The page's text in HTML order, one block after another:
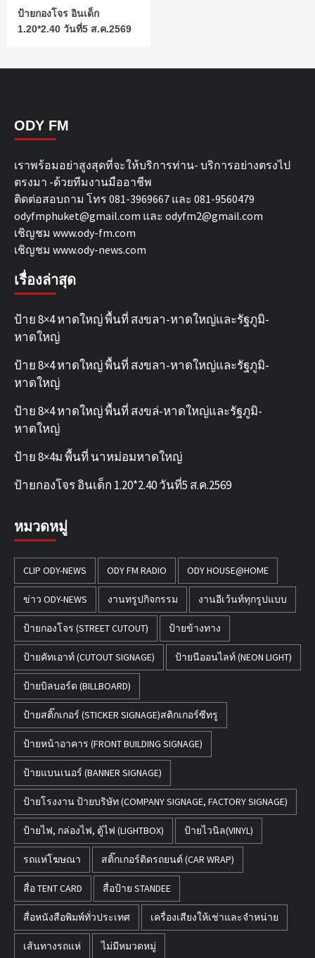
ป้ายกองโจร อินเด็ก
1.20*2.40 วันที่5 ส.ค.2569
ODY FM
เราพร้อมอย่าสูงสุดที่จะให้บริการท่าน- บริการอย่างตรงไป
ตรงมา -ด้วยทีมงานมืออาชีพ
ติดต่อสอบถาม โทร 081-3969667 และ 081-9560479
odyfmphuket@gmail.com และ odyfm2@gmail.com
เชิญชม www.ody-fm.com
เชิญชม www.ody-news.com
เรื่องล่าสุด
ป้าย 8×4 หาดใหญ่ พื้นที่ สงขลา-หาดใหญ่และรัฐภูมิ-
หาดใหญ่
ป้าย 8×4 หาดใหญ่ พื้นที่ สงขลา-หาดใหญ่และรัฐภูมิ-
หาดใหญ่
ป้าย 8×4 หาดใหญ่ พื้นที่ สงขล่-หาดใหญ่และรัฐภูมิ-
หาดใหญ่
ป้าย 8×4ม พื้นที่ นาหม่อมหาดใหญ่
ป้ายกองโจร อินเด็ก 1.20*2.40 วันที่5 ส.ค.2569
หมวดหมู่
CLIP ODY-NEWS ODY FM RADIO ODY HOUSE@HOME
ข่าว ODY-NEWS งานทรูปกิจกรรม งานอีเว้นท์ทุกรูปแบบ
ป้ายกองโจร (STREET CUTOUT) ป้ายข้างทาง
ป้ายคัทเอาท์ (CUTOUT SIGNAGE) ป้ายนีออนไลท์ (NEON LIGHT)
ป้ายบิลบอร์ด (BILLBOARD)
ป้ายสติ๊กเกอร์ (STICKER SIGNAGE)สติกเกอร์ซีทรู
ป้ายหน้าอาคาร (FRONT BUILDING SIGNAGE)
ป้ายแบนเนอร์ (BANNER SIGNAGE)
ป้ายโรงงาน ป้ายบริษัท (COMPANY SIGNAGE, FACTORY SIGNAGE)
ป้ายไฟ, กล่องไฟ, ตู้ไฟ (LIGHTBOX) ป้ายไวนิล(VINYL)
รถแห่โฆษณา สติ๊กเกอร์ติดรถยนต์ (CAR WRAP)
สื่อ TENT CARD สื่อป้าย STANDEE
สื่อหนังสือพิมพ์ทั่วประเทศ เครื่องเสียงให้เช่าและจำหน่าย
เส้นทางรถแห่ ไม่มีหมวดหมู่